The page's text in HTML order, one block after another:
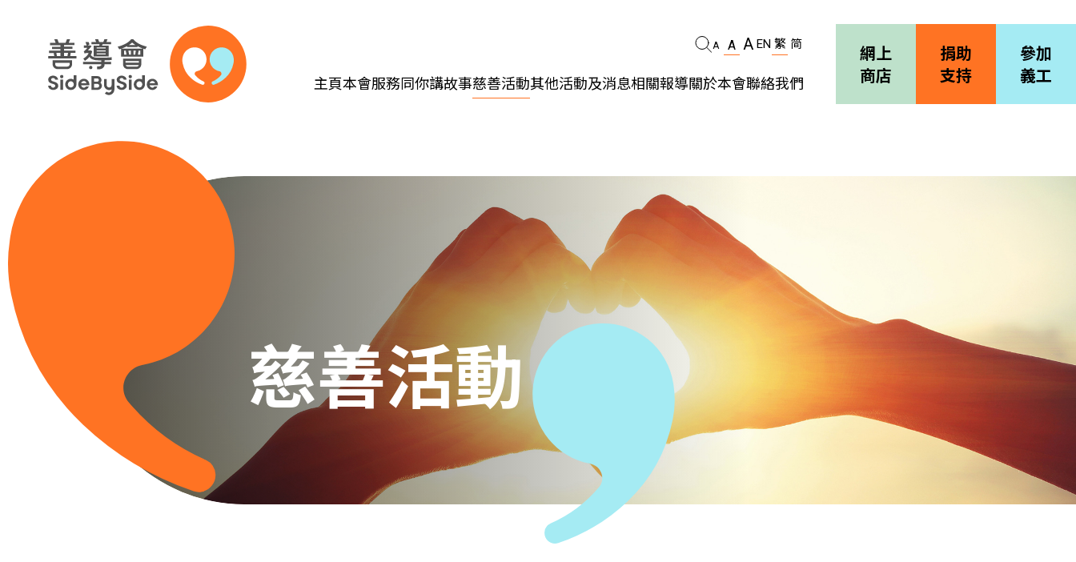
A A A EN 繁 简
主頁本會服務
多元共融
社區連繫
同你講故事慈善活動其他活動及消息相關報導關於本會
招標通告
聯絡我們
網上
商店
捐助
支持
參加
義工
慈善活動